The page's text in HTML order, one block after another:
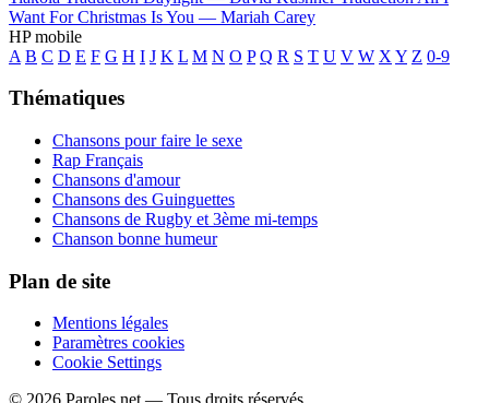
Want For Christmas Is You — Mariah Carey
HP mobile
A B C D E F G H I J K L M N O P Q R S T U V W X Y Z 0-9
Thématiques
Chansons pour faire le sexe
Rap Français
Chansons d'amour
Chansons des Guinguettes
Chansons de Rugby et 3ème mi-temps
Chanson bonne humeur
Plan de site
Mentions légales
Paramètres cookies
Cookie Settings